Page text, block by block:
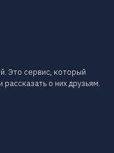
Это сервис, который
о них друзьям.